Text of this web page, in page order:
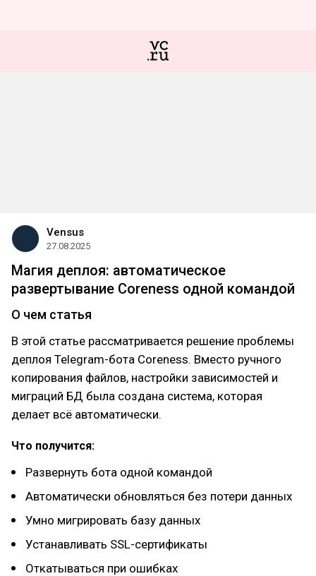
Vensus
27.08.2025
Магия деплоя: автоматическое
развертывание Coreness одной командой
О чем статья
В этой статье рассматривается решение проблемы
деплоя Telegram-бота Coreness. Вместо ручного
копирования файлов, настройки зависимостей и
миграций БД была создана система, которая
делает всё автоматически.
Что получится:
Развернуть бота одной командой
Автоматически обновляться без потери данных
Умно мигрировать базу данных
Устанавливать SSL-сертификаты
Откатываться при ошибках